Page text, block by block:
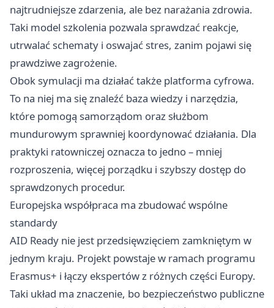
najtrudniejsze zdarzenia, ale bez narażania zdrowia.
Taki model szkolenia pozwala sprawdzać reakcje,
utrwalać schematy i oswajać stres, zanim pojawi się
prawdziwe zagrożenie.
Obok symulacji ma działać także platforma cyfrowa.
To na niej ma się znaleźć baza wiedzy i narzędzia,
które pomogą samorządom oraz służbom
mundurowym sprawniej koordynować działania. Dla
praktyki ratowniczej oznacza to jedno – mniej
rozproszenia, więcej porządku i szybszy dostęp do
sprawdzonych procedur.
Europejska współpraca ma zbudować wspólne
standardy
AID Ready nie jest przedsięwzięciem zamkniętym w
jednym kraju. Projekt powstaje w ramach programu
Erasmus+ i łączy ekspertów z różnych części Europy.
Taki układ ma znaczenie, bo bezpieczeństwo publiczne